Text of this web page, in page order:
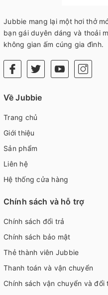
Jubbie mang lại một hơi thở
bạn gái duyên dáng và thoải
không gian ấm cúng gia đình.
Về Jubbie
Trang chủ
Giới thiệu
Sản phẩm
Liên hệ
Hệ thống cửa hàng
Chính sách và hỗ trợ
Chính sách đổi trả
Chính sách bảo mật
Thẻ thành viên Jubbie
Thanh toán và vận chuyển
Chính sách vận chuyển và đổi